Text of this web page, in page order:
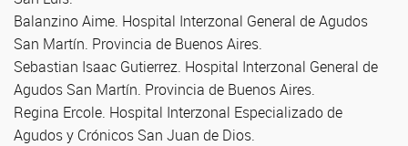
Balanzino Aime. Hospital Interzonal General de Agudos
San Martín. Provincia de Buenos Aires.
Sebastian Isaac Gutierrez. Hospital Interzonal General de
Agudos San Martín. Provincia de Buenos Aires.
Regina Ercole. Hospital Interzonal Especializado de
Agudos y Crónicos San Juan de Dios.